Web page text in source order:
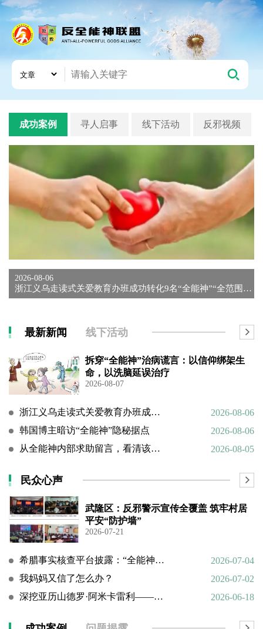
成功案例 寻人启事 线下活动 反邪视频
2026-08-06
浙江义乌走读式关爱教育办班成功转化9名“全能神”“全范围教会...
最新新闻 线下活动
拆穿“全能神”治病谎言：以信仰绑架生
命，以洗脑延误治疗
2026-08-07
浙江义乌走读式关爱教育办班成功转化9名“全能神”“全范围教会”等邪教人员
2026-08-06
韩国博主暗访“全能神”隐秘据点
2026-08-06
从全能神内部求助留言，看清该邪教扭曲的相处环境与常态化的精神 PUA
2026-08-05
民众心声
武隆区：反邪警示宣传全覆盖 筑牢村居
平安“防护墙”
2026-07-21
希腊事实核查平台披露：“全能神”邪教借AI技术向欧洲渗透
2026-07-04
我妈妈又信了怎么办？
2026-07-02
深挖亚历山德罗·阿米卡雷利——一个邪教组织的国际帮凶
2026-06-18